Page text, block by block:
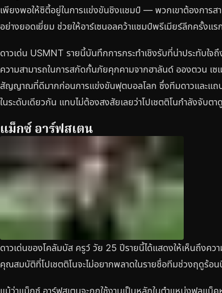
เพียงพอให้ซิตี้อยู่ในการแข่งขันชิงแชมป์ — พวกเขาต้องการ
อย่างยอดเยี่ยม ช่วยให้อาร์เซนอลคว้าแชมป์พรีเมียร์ลีกครั้งแ
ดาวเด่น USMNT รายนี้บันทึกการกระทำเชิงรับที่น่าประทับใ
ความสามารถในการสกัดกั้นภัยคุกคามจากฮาลันด์ อองตวน เซ
สัญญาณที่ดีมากก่อนการแข่งขันฟุตบอลโลก ซึ่งทีมดาวและแถ
ในระดับเดียวกัน แทบไม่ต้องสงสัยเลยว่าโปเชตติโนกำลังจับตา
แม็กซ์ อาร์ฟสเตน
ดาวเด่นของโคลัมบัส ครูว์ วัย 25 ปีรายนี้ได้แสดงให้เห็นถึง
คุณสมบัติที่โปเชตติโนจะไม่อยากพลาดในรายชื่อทีมช่วงฤดูร้อน
แม้ว่าแม็กซ์ อาร์ฟสเตนจะถูกใช้งานเป็นหลักในตำแหน่งฟูลแบ็